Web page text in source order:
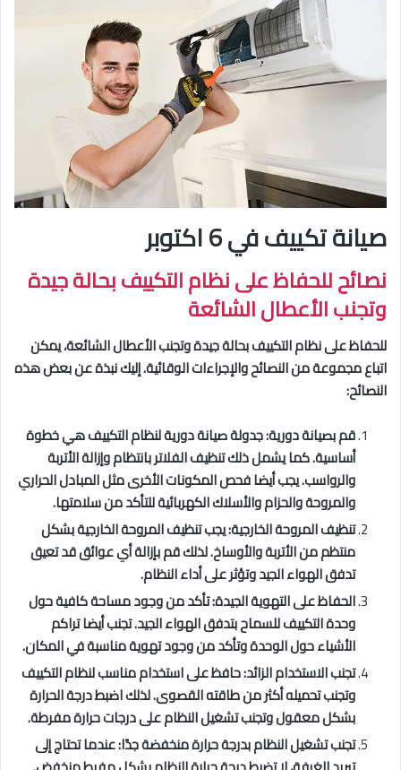
صيانة تكييف في 6 اكتوبر
نصائح للحفاظ على نظام التكييف بحالة جيدة
وتجنب الأعطال الشائعة
للحفاظ على نظام التكييف بحالة جيدة وتجنب الأعطال الشائعة، يمكن
اتباع مجموعة من النصائح والإجراءات الوقائية. إليك نبذة عن بعض هذه
النصائح:
قم بصيانة دورية: جدولة صيانة دورية لنظام التكييف هي خطوة
أساسية. كما يشمل ذلك تنظيف الفلاتر بانتظام وإزالة الأتربة
والرواسب. يجب أيضا فحص المكونات الأخرى مثل المبادل الحراري
والمروحة والحزام والأسلاك الكهربائية للتأكد من سلامتها.
تنظيف المروحة الخارجية: يجب تنظيف المروحة الخارجية بشكل
منتظم من الأتربة والأوساخ. لذلك قم بإزالة أي عوائق قد تعيق
تدفق الهواء الجيد وتؤثر على أداء النظام.
الحفاظ على التهوية الجيدة: تأكد من وجود مساحة كافية حول
وحدة التكييف للسماح بتدفق الهواء الجيد. تجنب أيضا تراكم
الأشياء حول الوحدة وتأكد من وجود تهوية مناسبة في المكان.
تجنب الاستخدام الزائد: حافظ على استخدام مناسب لنظام التكييف
وتجنب تحميله أكثر من طاقته القصوى. لذلك اضبط درجة الحرارة
بشكل معقول وتجنب تشغيل النظام على درجات حرارة مفرطة.
تجنب تشغيل النظام بدرجة حرارة منخفضة جدًا: عندما تحتاج إلى